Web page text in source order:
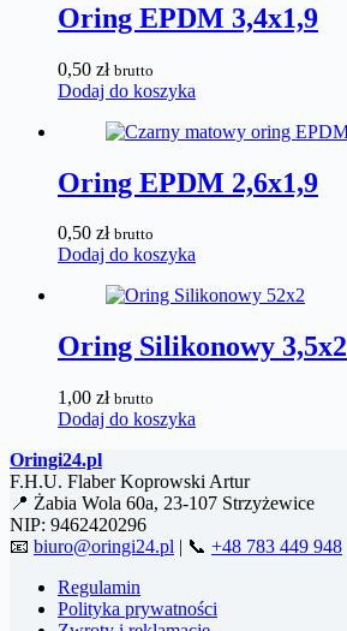
Oring EPDM 3,4x1,9
0,50 zł brutto
Dodaj do koszyka
Oring EPDM 2,6x1,9
0,50 zł brutto
Dodaj do koszyka
Oring Silikonowy 3,5x2
1,00 zł brutto
Dodaj do koszyka
Oringi24.pl
F.H.U. Flaber Koprowski Artur
📍 Żabia Wola 60a, 23-107 Strzyżewice
NIP: 9462420296
📧 biuro@oringi24.pl | 📞 +48 783 449 948
Regulamin
Polityka prywatności